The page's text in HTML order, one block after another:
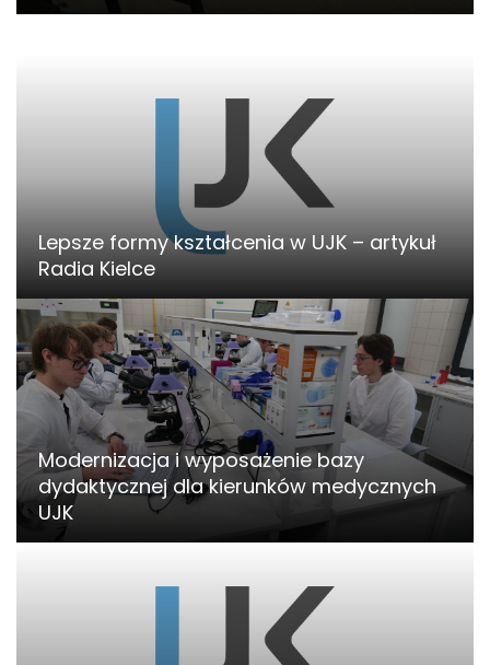
Lepsze formy kształcenia w UJK – artykuł
Radia Kielce
Modernizacja i wyposażenie bazy
dydaktycznej dla kierunków medycznych
UJK